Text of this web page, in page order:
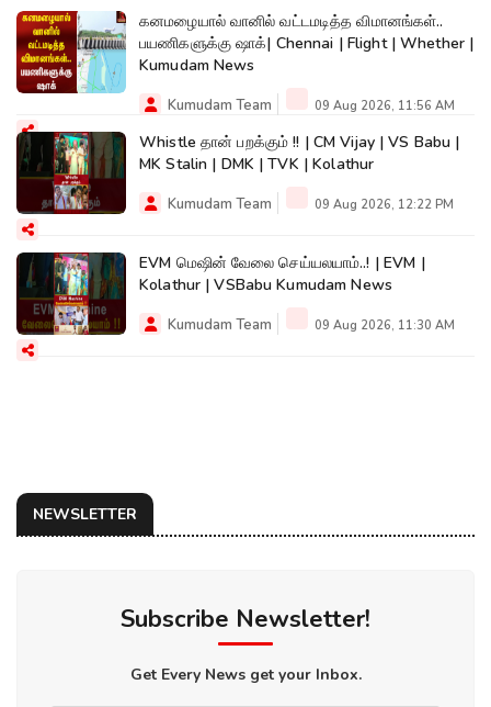
கனமழையால் வானில் வட்டமடித்த விமானங்கள்..
பயணிகளுக்கு ஷாக்| Chennai | Flight | Whether |
Kumudam News
Kumudam Team 09 Aug 2026, 11:56 AM
Whistle தான் பறக்கும் !! | CM Vijay | VS Babu |
MK Stalin | DMK | TVK | Kolathur
Kumudam Team 09 Aug 2026, 12:22 PM
EVM மெஷின் வேலை செய்யலயாம்..! | EVM |
Kolathur | VSBabu Kumudam News
Kumudam Team 09 Aug 2026, 11:30 AM
NEWSLETTER
Subscribe Newsletter!
Get Every News get your Inbox.